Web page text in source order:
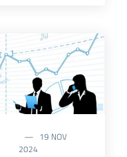
19 NOV
2024